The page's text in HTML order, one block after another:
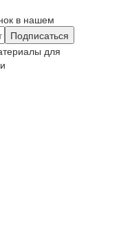
в нашем
Подписаться
для